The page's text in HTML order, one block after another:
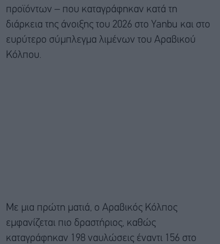
προϊόντων – που καταγράφηκαν κατά τη
διάρκεια της άνοιξης του 2026 στο Yanbu και στο
ευρύτερο σύμπλεγμα λιμένων του Αραβικού
Κόλπου.
Με μια πρώτη ματιά, ο Αραβικός Κόλπος
εμφανίζεται πιο δραστήριος, καθώς
καταγράφηκαν 198 ναυλώσεις έναντι 156 στο